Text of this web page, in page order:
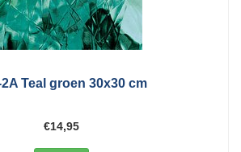
Teal groen 30x30 cm
€14,95